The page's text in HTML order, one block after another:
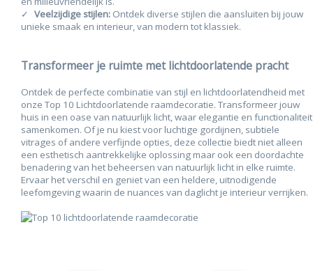
Veelzijdige stijlen: Ontdek diverse stijlen die aansluiten bij jouw
unieke smaak en interieur, van modern tot klassiek.
Transformeer je ruimte met lichtdoorlatende pracht
Ontdek de perfecte combinatie van stijl en lichtdoorlatendheid met
onze Top 10 Lichtdoorlatende raamdecoratie. Transformeer jouw
huis in een oase van natuurlijk licht, waar elegantie en functionaliteit
samenkomen. Of je nu kiest voor luchtige gordijnen, subtiele
vitrages of andere verfijnde opties, deze collectie biedt niet alleen
een esthetisch aantrekkelijke oplossing maar ook een doordachte
benadering van het beheersen van natuurlijk licht in elke ruimte.
Ervaar het verschil en geniet van een heldere, uitnodigende
leefomgeving waarin de nuances van daglicht je interieur verrijken.